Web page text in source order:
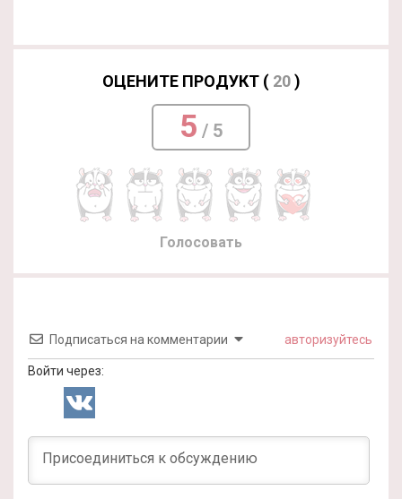
ОЦЕНИТЕ ПРОДУКТ ( 20)
5 / 5
Голосовать
Подписаться на комментарии авторизуйтесь
Войти через: